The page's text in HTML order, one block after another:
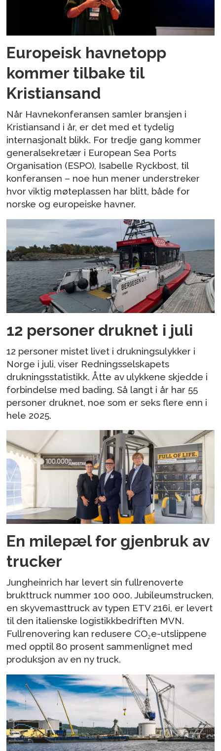
Europeisk havnetopp
kommer tilbake til
Kristiansand
Når Havnekonferansen samler bransjen i
Kristiansand i år, er det med et tydelig
internasjonalt blikk. For tredje gang kommer
generalsekretær i European Sea Ports
Organisation (ESPO), Isabelle Ryckbost, til
konferansen – noe hun mener understreker
hvor viktig møteplassen har blitt, både for
norske og europeiske havner.
12 personer druknet i juli
12 personer mistet livet i drukningsulykker i
Norge i juli, viser Redningsselskapets
drukningsstatistikk. Åtte av ulykkene skjedde i
forbindelse med bading. Så langt i år har 55
personer druknet, noe som er seks flere enn i
hele 2025.
En milepæl for gjenbruk av
trucker
Jungheinrich har levert sin fullrenoverte
brukttruck nummer 100 000. Jubileumstrucken,
en skyvemasttruck av typen ETV 216i, er levert
til den italienske logistikkbedriften MVN.
Fullrenovering kan redusere CO₂e-utslippene
med opptil 80 prosent sammenlignet med
produksjon av en ny truck.